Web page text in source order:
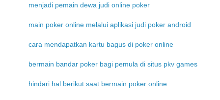
menjadi pemain dewa judi online poker
main poker online melalui aplikasi judi poker android
cara mendapatkan kartu bagus di poker online
bermain bandar poker bagi pemula di situs pkv games
hindari hal berikut saat bermain poker online